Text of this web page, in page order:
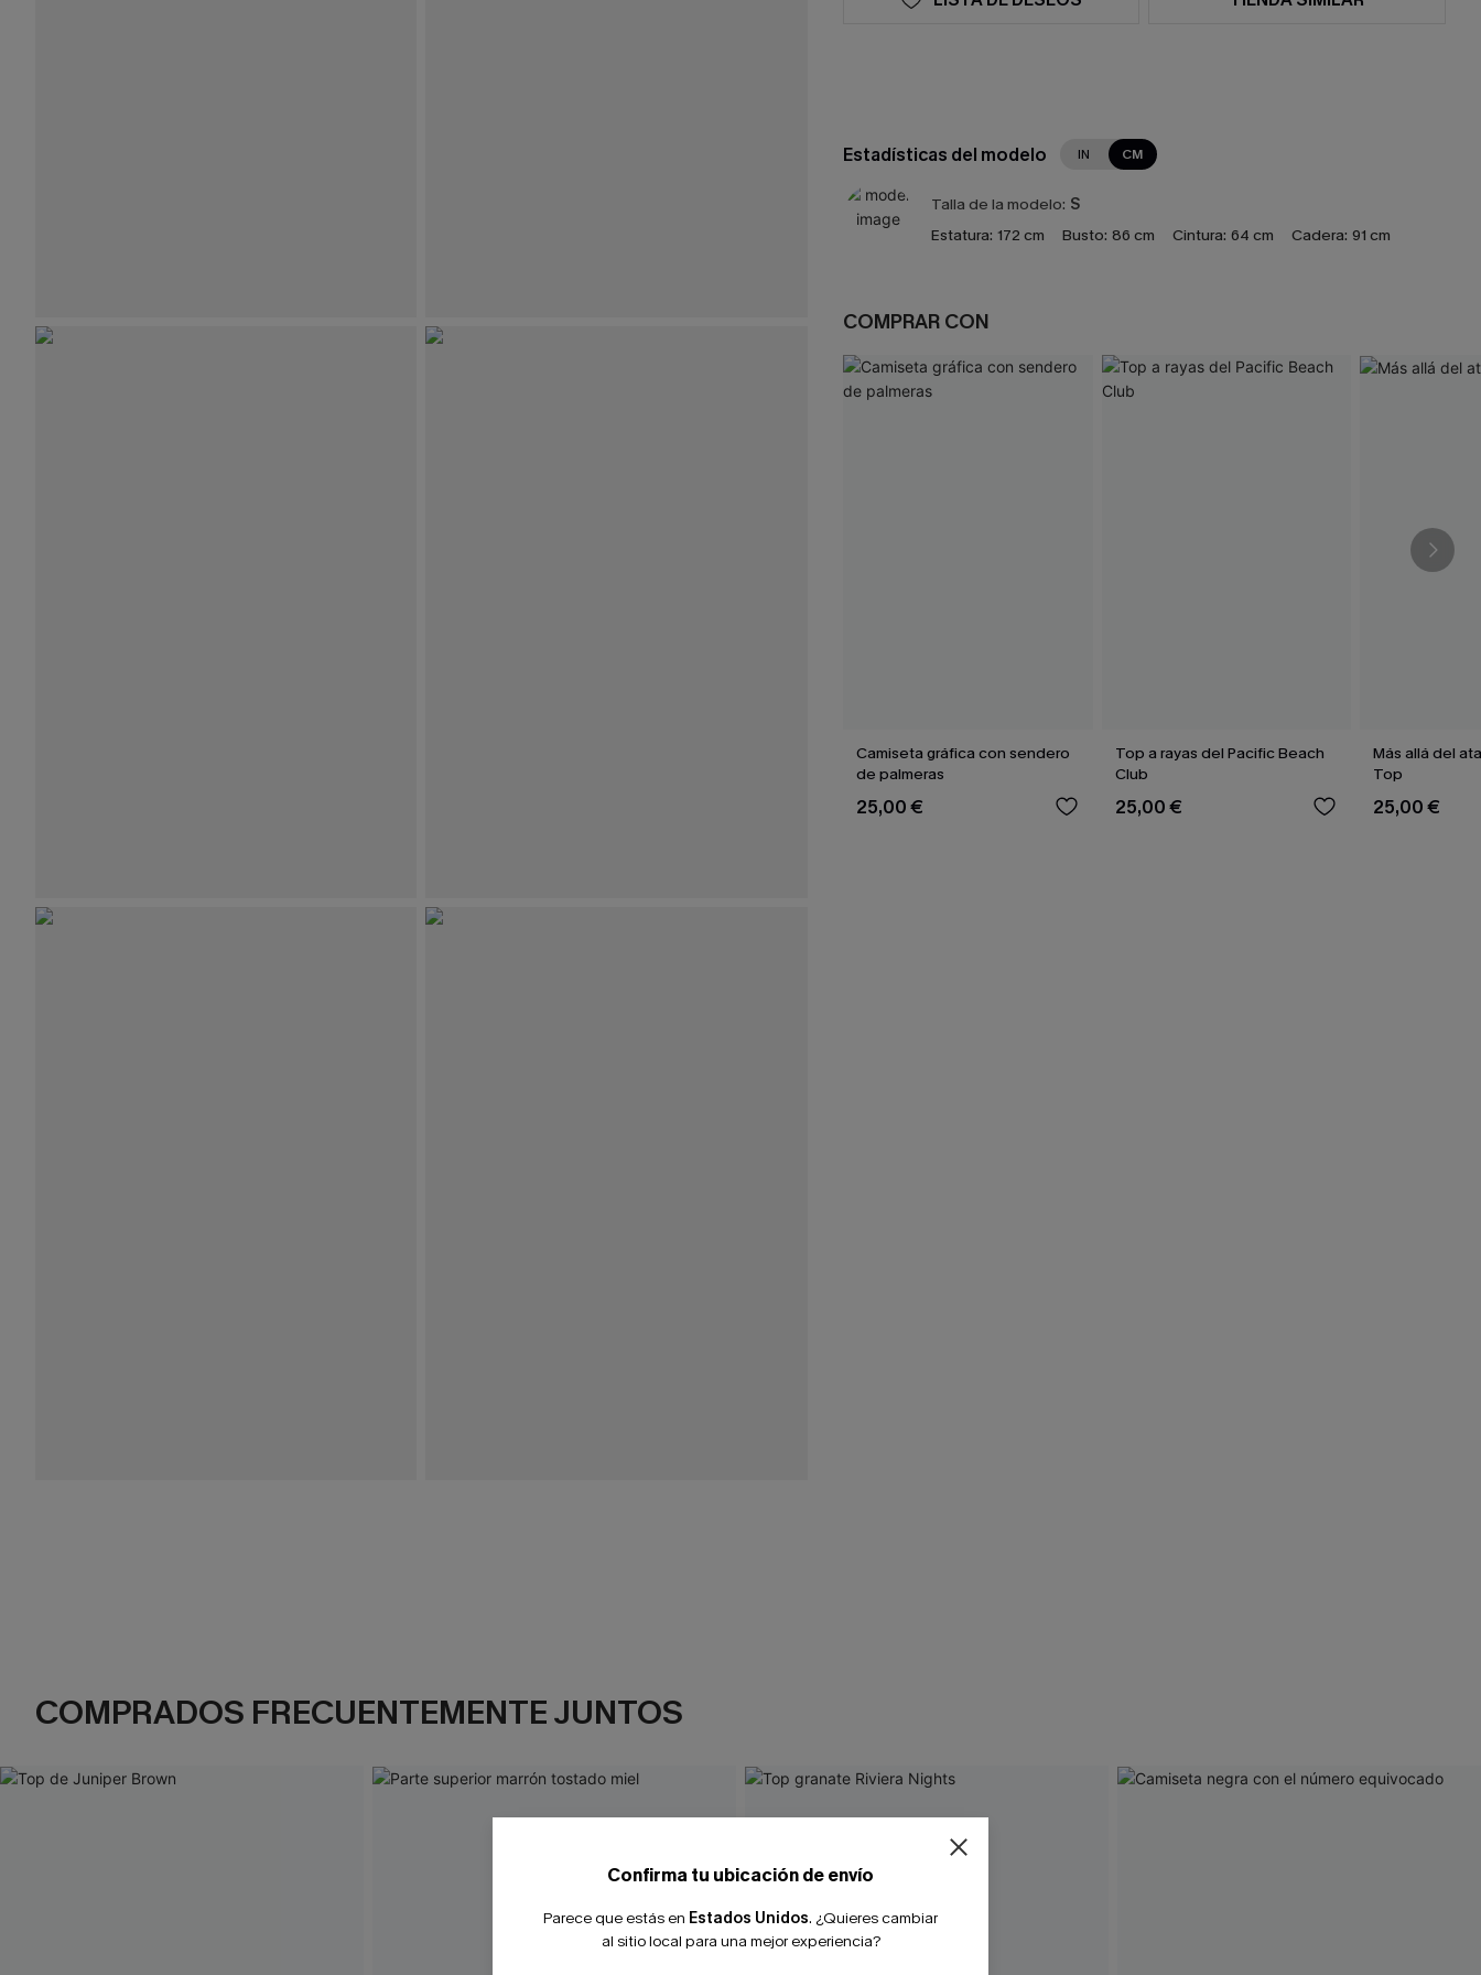
Estadísticas del modelo IN CM
Talla de la modelo: S
Estatura: 172 cm Busto: 86 cm Cintura: 64 cm Cadera: 91 cm
COMPRAR CON
Camiseta gráfica con sendero
de palmeras
25,00 €
Top a rayas del Pacific Beach
Club
25,00 €
Más allá del
Top
25,00 €
COMPRADOS FRECUENTEMENTE JUNTOS
Confirma tu ubicación de envío
Parece que estás en Estados Unidos. ¿Quieres cambiar
al sitio local para una mejor experiencia?
-10% extra sin compra mínima